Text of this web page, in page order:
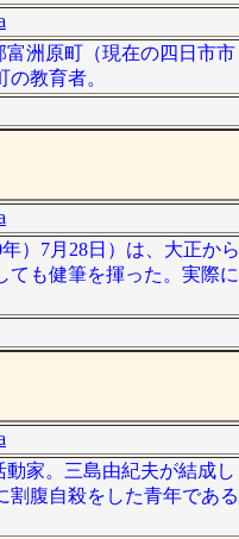
富洲原町（現在の四日市市
教育者。
）7月28日）は、大正から
ても健筆を揮った。実際に
動家。三島由紀夫が結成し
割腹自殺をした青年である